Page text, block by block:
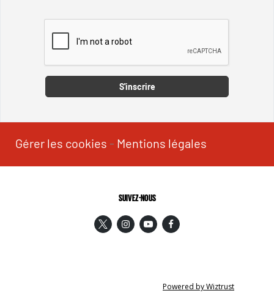
S'inscrire
Gérer les cookies - Mentions légales
SUIVEZ-NOUS
Powered by Wiztrust